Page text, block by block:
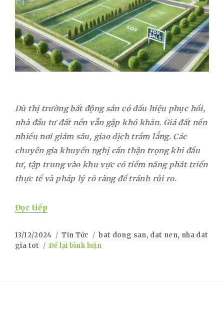
Dù thị trường bất động sản có dấu hiệu phục hồi,
nhà đầu tư đất nền vẫn gặp khó khăn. Giá đất nền
nhiều nơi giảm sâu, giao dịch trầm lắng. Các
chuyên gia khuyến nghị cần thận trọng khi đầu
tư, tập trung vào khu vực có tiềm năng phát triển
thực tế và pháp lý rõ ràng để tránh rủi ro.
Đọc tiếp“Nhà đầu tư đất nền vẫn chưa “về bờ””
Posted
on
13/12/2024 Categories
Tin Tức Tags
bat dong san, dat nen, nha dat
gia tot
Để lại bình luận